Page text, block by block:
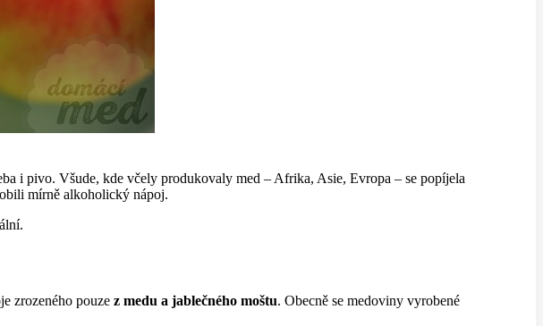
i pivo. Všude, kde včely produkovaly med – Afrika, Asie, Evropa – se popíjela
mírně alkoholický nápoj.
zrozeného pouze z medu a jablečného moštu. Obecně se medoviny vyrobené